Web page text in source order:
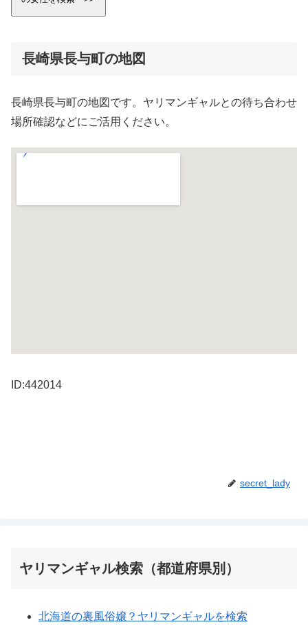
長崎県長与町の地図
長崎県長与町の地図です。ヤリマンギャルとの待ち合わせ
場所確認などにご活用ください。
ID:442014
secret_lady
ヤリマンギャル検索（都道府県別）
北海道の裏風俗嬢？ヤリマンギャルを検索